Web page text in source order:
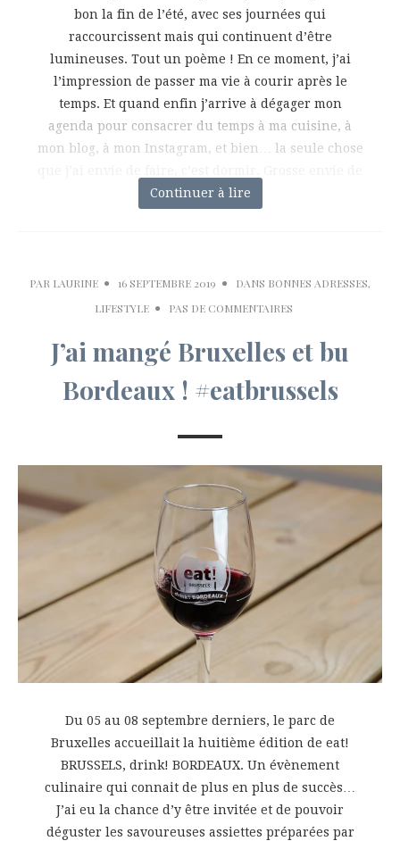
bon la fin de l’été, avec ses journées qui
raccourcissent mais qui continuent d’être
lumineuses. Tout un poème ! En ce moment, j’ai
l’impression de passer ma vie à courir après le
temps. Et quand enfin j’arrive à dégager mon
agenda pour consacrer du temps à ma cuisine, à
mon blog, à mon Instagram, et bien… la seule chose
procrastiner,
Continuer à lire
PAR LAURINE 16 SEPTEMBRE 2019 DANS BONNES ADRESSES,
LIFESTYLE
PAS DE COMMENTAIRES
J’ai mangé Bruxelles et bu
Bordeaux ! #eatbrussels
Du 05 au 08 septembre derniers, le parc de
Bruxelles accueillait la huitième édition de eat!
BRUSSELS, drink! BORDEAUX. Un évènement
culinaire qui connait de plus en plus de succès…
J’ai eu la chance d’y être invitée et de pouvoir
déguster les savoureuses assiettes préparées par